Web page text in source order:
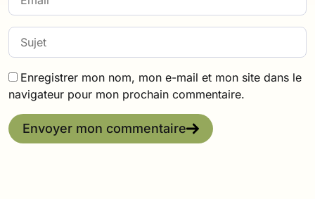
Enregistrer mon nom, mon e-mail et mon site dans le
navigateur pour mon prochain commentaire.
Envoyer mon commentaire